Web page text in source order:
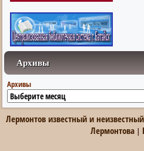
Архивы
Архивы
Лермонтов известный и неизвестный
Лермонтова |